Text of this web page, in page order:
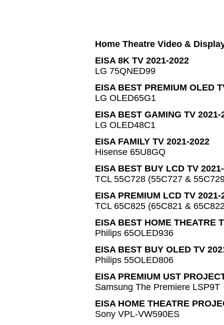
Home Theatre Video &
EISA 8K TV 2021-2022
LG 75QNED99
EISA BEST PREMIUM OLED
LG OLED65G1
EISA BEST GAMING TV 2021-
LG OLED48C1
EISA FAMILY TV 2021-2022
Hisense 65U8GQ
EISA BEST BUY LCD TV
TCL 55C728 (55C727 &
EISA PREMIUM LCD TV 2021-
TCL 65C825 (65C821 &
EISA BEST HOME THEATRE
Philips 65OLED936
EISA BEST BUY OLED TV
Philips 55OLED806
EISA PREMIUM UST
Samsung The Premiere LSP9T
EISA HOME THEATRE
Sony VPL-VW590ES